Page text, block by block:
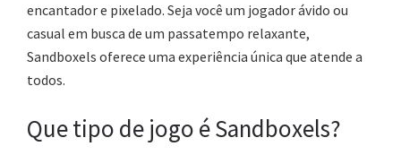
encantador e pixelado. Seja você um jogador ávido ou
casual em busca de um passatempo relaxante,
Sandboxels oferece uma experiência única que atende a
todos.
Que tipo de jogo é Sandboxels?